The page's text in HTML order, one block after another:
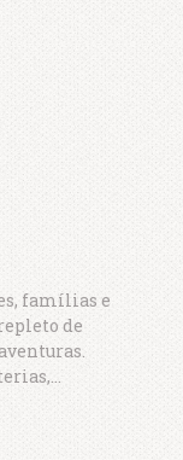
famílias e
de